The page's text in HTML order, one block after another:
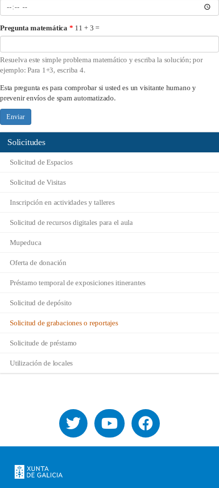
Pregunta matemática 11 + 3 =
Resuelva este simple problema matemático y escriba la solución; por
ejemplo: Para 1+3, escriba 4.
Esta pregunta es para comprobar si usted es un visitante humano y
prevenir envíos de spam automatizado.
Enviar
Solicitudes
Solicitud de Espacios
Solicitud de Visitas
Inscripción en actividades y talleres
Solicitud de recursos digitales para el aula
Mupeduca
Oferta de donación
Préstamo temporal de exposiciones itinerantes
Solicitud de depósito
Solicitud de grabaciones o reportajes
Solicitude de préstamo
Utilización de locales